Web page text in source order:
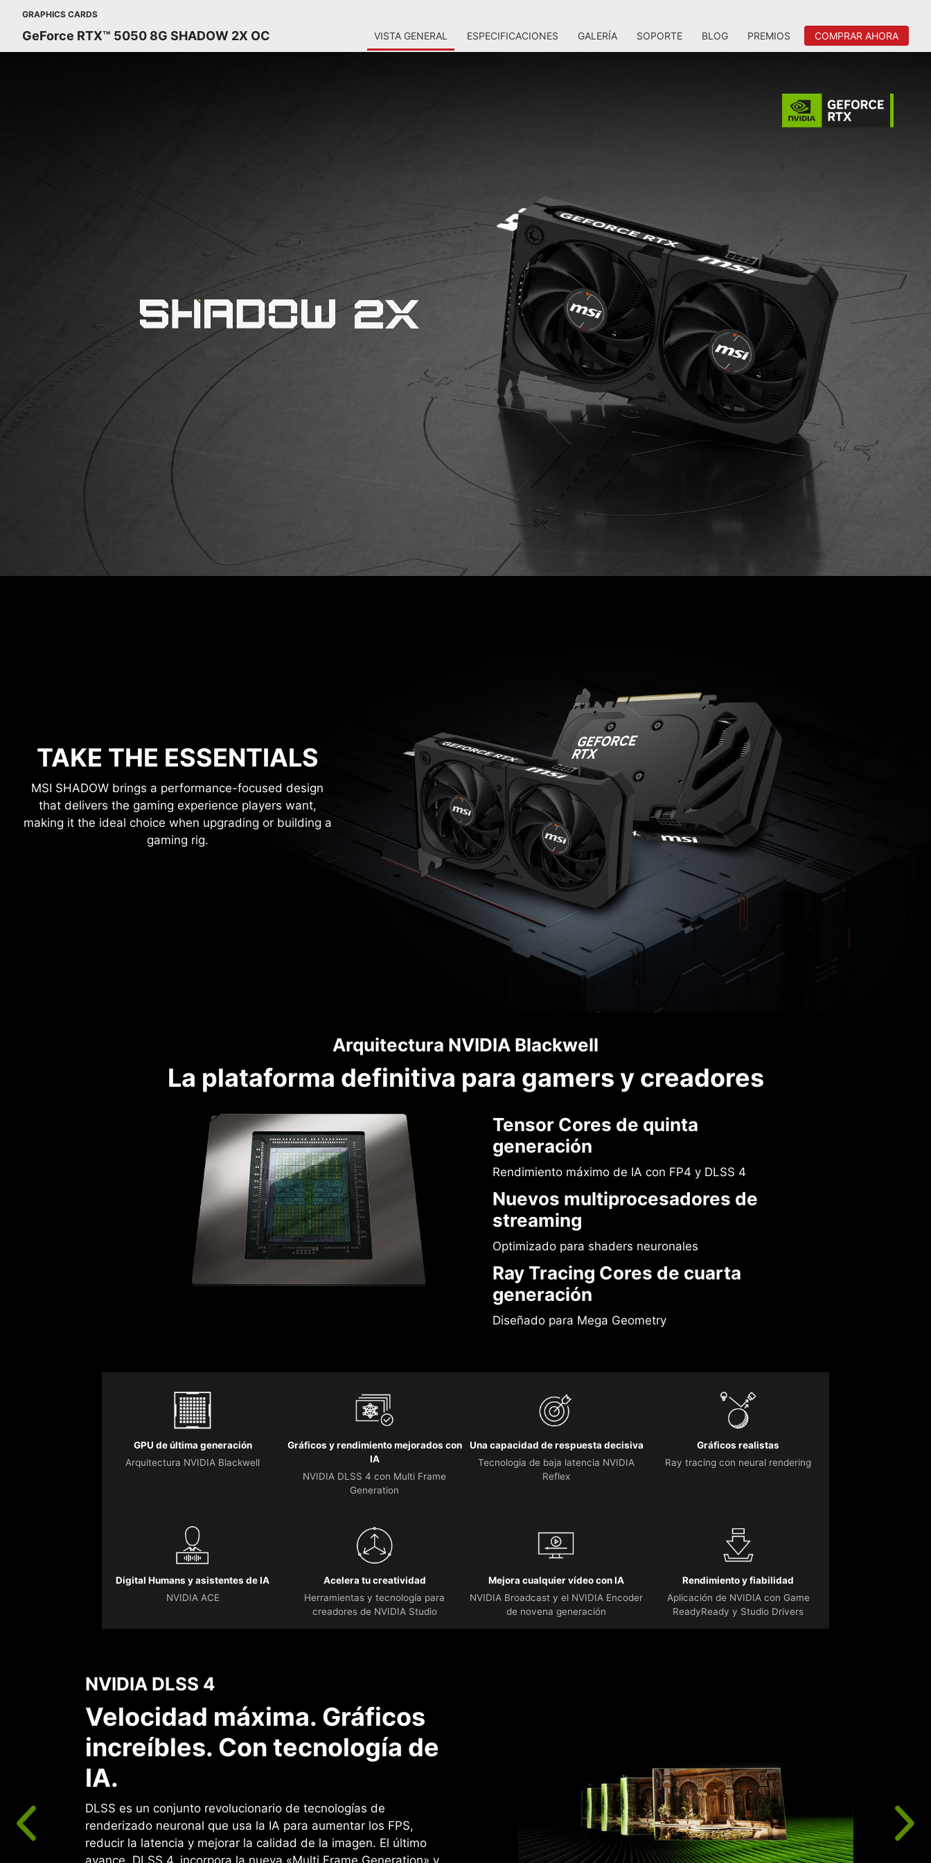
GRAPHICS CARDS
GeForce RTX™ 5050 8G SHADOW 2X OC VISTA GENERAL ESPECIFICACIONES GALERÍA SOPORTE BLOG PREMIOS COMPRAR AHORA
TAKE THE ESSENTIALS
MSI SHADOW brings a performance-focused design
that delivers the gaming experience players want,
making it the ideal choice when upgrading or building a
gaming rig.
Arquitectura NVIDIA Blackwell
La plataforma definitiva para gamers y creadores
Tensor Cores de quinta
generación
Rendimiento máximo de IA con FP4 y DLSS 4
Nuevos multiprocesadores de
streaming
Optimizado para shaders neuronales
Ray Tracing Cores de cuarta
generación
Diseñado para Mega Geometry
GPU de última generación
Arquitectura NVIDIA Blackwell
Gráficos y rendimiento mejorados con
IA
NVIDIA DLSS 4 con Multi Frame
Generation
Una capacidad de respuesta decisiva
Tecnologia de baja latencia NVIDIA
Reflex
Gráficos realistas
Ray tracing con neural rendering
Digital Humans y asistentes de IA
NVIDIA ACE
Acelera tu creatividad
Herramientas y tecnología para
creadores de NVIDIA Studio
Mejora cualquier vídeo con IA
NVIDIA Broadcast y el NVIDIA Encoder
de novena generación
Rendimiento y fiabilidad
Aplicación de NVIDIA con Game
ReadyReady y Studio Drivers
NVIDIA DLSS 4
Velocidad máxima. Gráficos
increíbles. Con tecnología de
IA.
DLSS es un conjunto revolucionario de tecnologías de
renderizado neuronal que usa la IA para aumentar los FPS,
reducir la latencia y mejorar la calidad de la imagen. ‌El último